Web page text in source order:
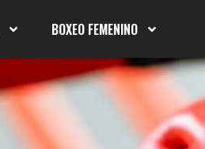
BOXEO FEMENINO